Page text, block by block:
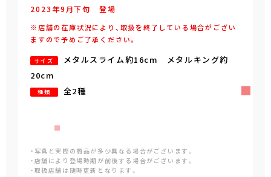
2023年9 月下旬 登場
※店舗の在庫状況により、取扱を終了している場合がござい
ますので予めご了承ください。
サイズ
メタルスライム約16cm メタルキング約
20cm
種類 全2種
・写真と実際の商品が多少異なる場合がございます。
・店舗により登場時期が前後する場合がございます。
・取扱店舗は随時更新となります。